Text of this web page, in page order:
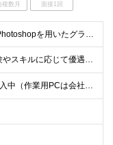
複数月 面接1回
■学歴不問 ■IllustratorやPhotoshopを用いたグラフィックデザインの実務経験（2年以上） ≪こんな方は歓迎！≫ ◆指示書そのままのデザインをつくるのではなく、伝わるデザインを模索&
◆月給27万円以上 ※経験やスキルに応じて優遇いたします ※試用期間1ヶ月（期間中の給与・待遇に差異はございません） ※上記金額にはみなし残業代40時間分(6万円)を含み、超過分は別途支給いたします
◆フルリモートワーク導入中（作業用PCは会社から支給） ◆出社日を合わせてランチ会をするなど定期的に社内コミュニケーションも図っています！ 本社/東京都渋谷区渋谷3-3-5 NBF渋谷イースト ≪